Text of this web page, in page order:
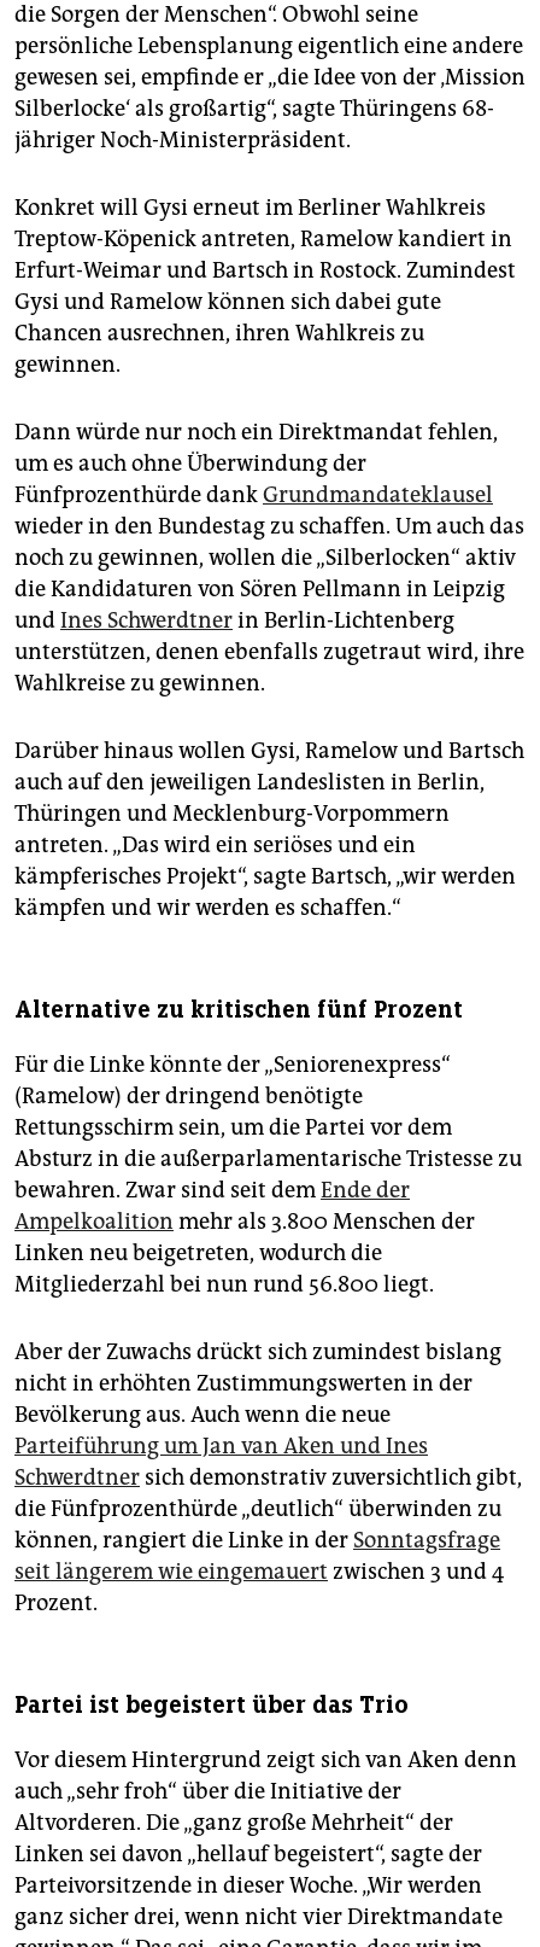
die Sorgen der Menschen“. Obwohl seine
persönliche Lebensplanung eigentlich eine andere
gewesen sei, empfinde er „die Idee von der ‚Mission
Silberlocke‘ als großartig“, sagte Thüringens 68-
jähriger Noch-Ministerpräsident.
Konkret will Gysi erneut im Berliner Wahlkreis
Treptow-Köpenick antreten, Ramelow kandiert in
Erfurt-Weimar und Bartsch in Rostock. Zumindest
Gysi und Ramelow können sich dabei gute
Chancen ausrechnen, ihren Wahlkreis zu
gewinnen.
Dann würde nur noch ein Direktmandat fehlen,
um es auch ohne Überwindung der
Fünfprozenthürde dankGrundmandateklausel
wieder in den Bundestag zu schaffen. Um auch das
noch zu gewinnen, wollen die „Silberlocken“ aktiv
die Kandidaturen von Sören Pellmann in Leipzig
undInes Schwerdtnerin Berlin-Lichtenberg
unterstützen, denen ebenfalls zugetraut wird, ihre
Wahlkreise zu gewinnen.
Darüber hinaus wollen Gysi, Ramelow und Bartsch
auch auf den jeweiligen Landeslisten in Berlin,
Thüringen und Mecklenburg-Vorpommern
antreten. „Das wird ein seriöses und ein
kämpferisches Projekt“, sagte Bartsch, „wir werden
kämpfen und wir werden es schaffen.“
Alternative zu kritischen fünf Prozent
Für die Linke könnte der „Seniorenexpress“
(Ramelow) der dringend benötigte
Rettungsschirm sein, um die Partei vor dem
Absturz in die außerparlamentarische Tristesse zu
bewahren. Zwar sind seit demEnde der
Ampelkoalition mehr als 3.800 Menschen der
Linken neu beigetreten, wodurch die
Mitgliederzahl bei nun rund 56.800 liegt.
Aber der Zuwachs drückt sich zumindest bislang
nicht in erhöhten Zustimmungswerten in der
Bevölkerung aus. Auch wenn die neue
Parteiführung um Jan van Aken und Ines
Schwerdtner sich demonstrativ zuversichtlich gibt,
die Fünfprozenthürde „deutlich“ überwinden zu
können, rangiert die Linke in der Sonntagsfrage
seit längerem wie eingemauert zwischen 3 und 4
Prozent.
Partei ist begeistert über das Trio
Vor diesem Hintergrund zeigt sich van Aken denn
auch „sehr froh“ über die Initiative der
Altvorderen. Die „ganz große Mehrheit“ der
Linken sei davon „hellauf begeistert“, sagte der
Parteivorsitzende in dieser Woche. „Wir werden
ganz sicher drei, wenn nicht vier Direktmandate